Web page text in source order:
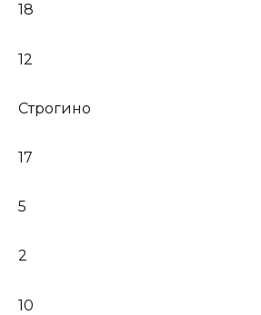
18
12
Строгино
17
5
2
10